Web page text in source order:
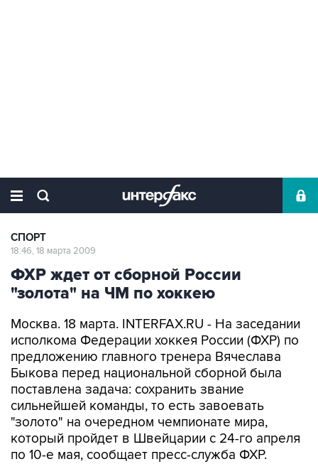
СПОРТ
18:46, 18 марта 2009
ФХР ждет от сборной России
"золота" на ЧМ по хоккею
Москва. 18 марта. INTERFAX.RU - На заседании
исполкома Федерации хоккея России (ФХР) по
предложению главного тренера Вячеслава
Быкова перед национальной сборной была
поставлена задача: сохранить звание
сильнейшей команды, то есть завоевать
"золото" на очередном чемпионате мира,
который пройдет в Швейцарии с 24-го апреля
по 10-е мая, сообщает пресс-служба ФХР.